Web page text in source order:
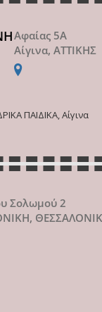
Αφαίας 5Α
Αίγινα, ΑΤΤΙΚΗΣ
ΠΑΙΔΙΚΑ, Αίγινα
Σολωμού 2